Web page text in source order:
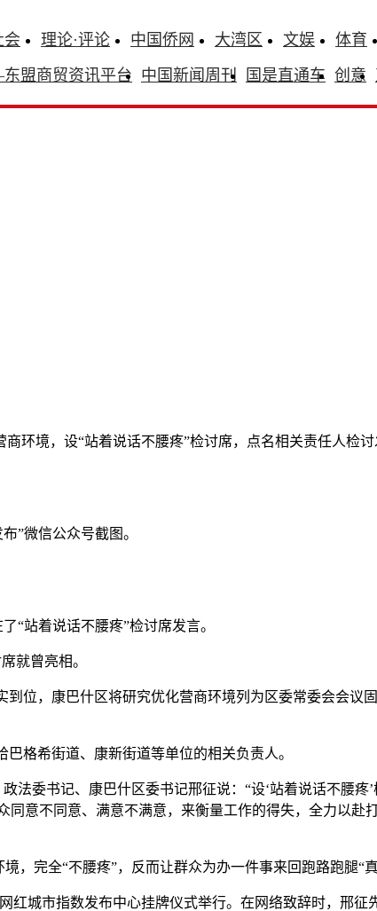
会 理论·评论 中国侨网 大湾区 文娱 体育
盟商贸资讯平台 中国新闻周刊 国是直通车 创意
环境，设“站着说话不腰疼”检讨席，点名相关责任人检
站着说话不腰疼”检讨席发言。
就曾亮相。
，康巴什区将研究优化营商环境列为区委常委会会议固
格希街道、康新街道等单位的相关负责人。
委书记、康巴什区委书记邢征说：“设‘站着说话不腰疼
意不同意、满意不满意，来衡量工作的得失，全力以赴
完全“不腰疼”，反而让群众为办一件事来回跑路跑腿“真
城市指数发布中心挂牌仪式举行。在网络致辞时，邢征